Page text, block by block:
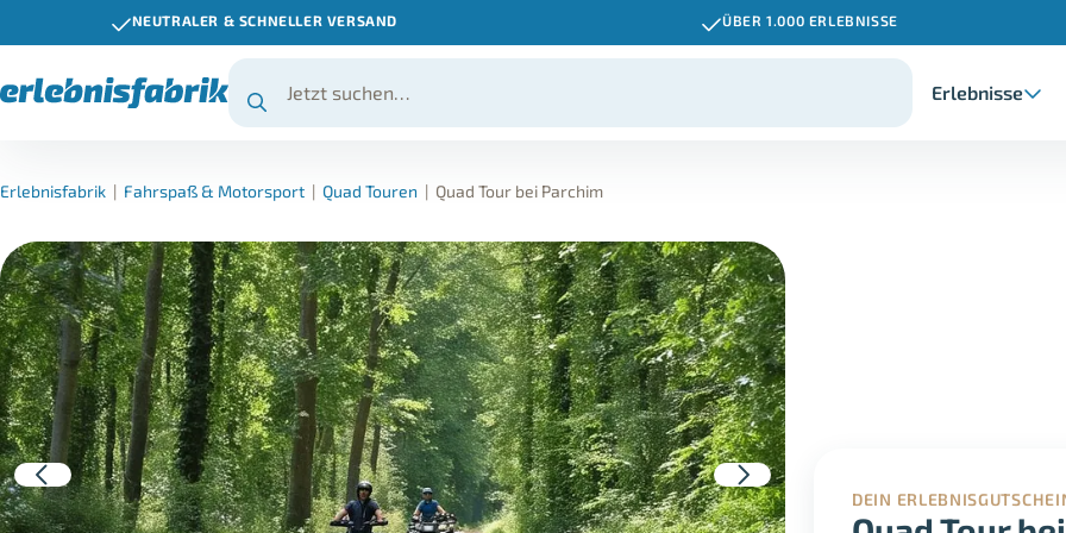
NEUTRALER & SCHNELLER VERSAND ÜBER 1.000 ERLEBNISSE
Erlebnisse
Erlebnisfabrik | Fahrspaß & Motorsport | Quad Touren | Quad Tour bei Parchim
DEIN